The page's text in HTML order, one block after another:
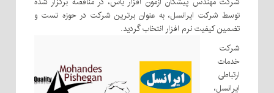
توسط شرکت ایرانسل، به عنوان برترین شرکت در حوزه تست و
تضمین کیفیت نرم افزار انتخاب گردید.
شرکت
خدمات
ارتباطی
ایرانسل،